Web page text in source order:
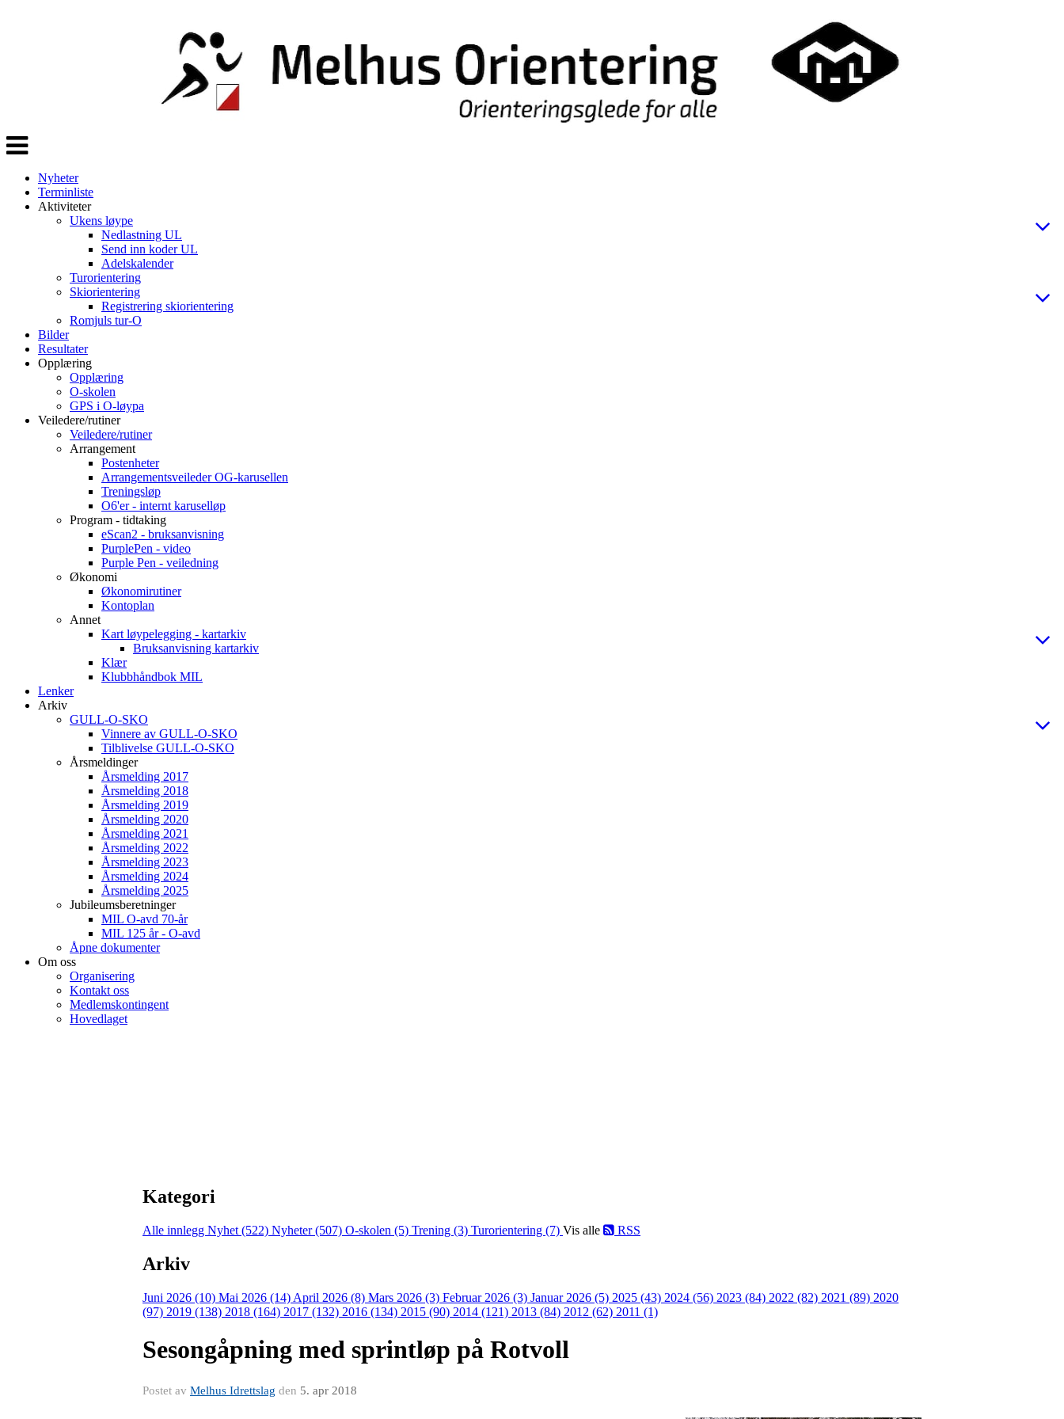
Veksle
navigasjon
Nyheter
Terminliste
Aktiviteter
Ukens løype
Nedlastning UL
Send inn koder UL
Adelskalender
Turorientering
Skiorientering
Registrering skiorientering
Romjuls tur-O
Bilder
Resultater
Opplæring
Opplæring
O-skolen
GPS i O-løypa
Veiledere/rutiner
Veiledere/rutiner
Arrangement
Postenheter
Arrangementsveileder OG-karusellen
Treningsløp
O6'er - internt karuselløp
Program - tidtaking
eScan2 - bruksanvisning
PurplePen - video
Purple Pen - veiledning
Økonomi
Økonomirutiner
Kontoplan
Annet
Kart løypelegging - kartarkiv
Bruksanvisning kartarkiv
Klær
Klubbhåndbok MIL
Lenker
Arkiv
GULL-O-SKO
Vinnere av GULL-O-SKO
Tilblivelse GULL-O-SKO
Årsmeldinger
Årsmelding 2017
Årsmelding 2018
Årsmelding 2019
Årsmelding 2020
Årsmelding 2021
Årsmelding 2022
Årsmelding 2023
Årsmelding 2024
Årsmelding 2025
Jubileumsberetninger
MIL O-avd 70-år
MIL 125 år - O-avd
Åpne dokumenter
Om oss
Organisering
Kontakt oss
Medlemskontingent
Hovedlaget
Kategori
Alle innlegg Nyhet (522) Nyheter (507) O-skolen (5) Trening (3) Turorientering (7) Vis alle RSS
Arkiv
Juni 2026 (10) Mai 2026 (14) April 2026 (8) Mars 2026 (3) Februar 2026 (3) Januar 2026 (5) 2025 (43) 2024 (56) 2023 (84) 2022 (82) 2021 (89) 2020
(97) 2019 (138) 2018 (164) 2017 (132) 2016 (134) 2015 (90) 2014 (121) 2013 (84) 2012 (62) 2011 (1)
Sesongåpning med sprintløp på Rotvoll
Postet av Melhus Idrettslag den 5. apr 2018